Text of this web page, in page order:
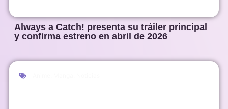
Always a Catch! presenta su tráiler principal
y confirma estreno en abril de 2026